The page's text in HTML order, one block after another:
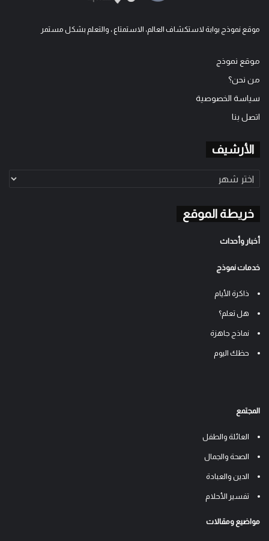
موقع نموذج بوابة لاستكشاف العالم، الاستمتاع ، والتعلم بشكل مستمر
موقع نموذج
من نحن؟
سياسة الخصوصية
اتصل بنا
الأرشيف
خريطة الموقع
أخبار وأحداث
خدمات نموذج
ذاكرة الأيام
هل تعلم؟
نماذج جاهزة
حظك اليوم
المجتمع
العائلة والطفل
الصحة والجمال
الدين والعبادة
تفسير الأحلام
مواضيع ومقالات